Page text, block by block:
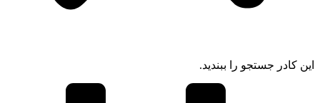
کادر جستجو را ببندید.